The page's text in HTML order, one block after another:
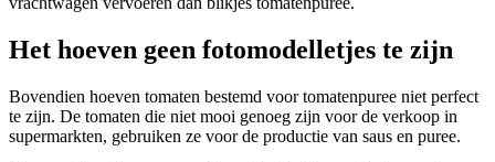
Het hoeven geen fotomodelletjes te zijn
Bovendien hoeven tomaten bestemd voor tomatenpuree niet perfect
te zijn. De tomaten die niet mooi genoeg zijn voor de verkoop in
supermarkten, gebruiken ze voor de productie van saus en puree.